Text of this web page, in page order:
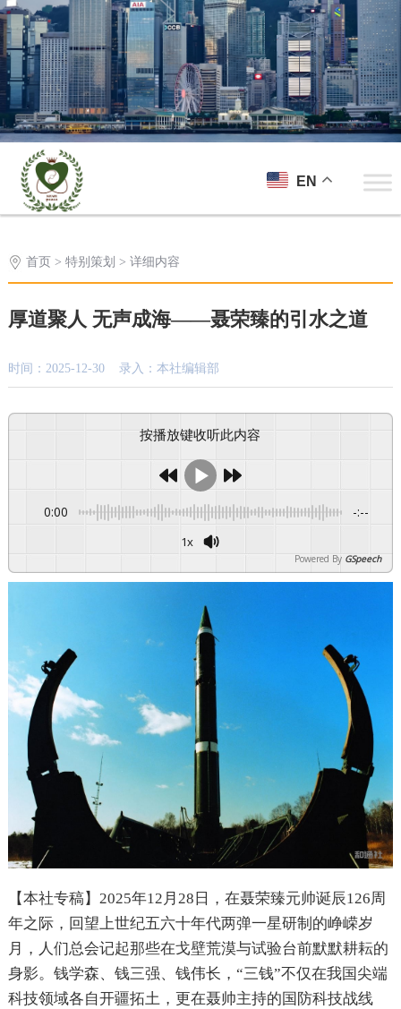
EN
首页 > 特别策划 > 详细内容
厚道聚人 无声成海——聂荣臻的引水之道
时间：2025-12-30 录入：本社编辑部
按播放键收听此内容
0:00 -:--
1x
Powered By GSpeech
【本社专稿】2025年12月28日，在聂荣臻元帅诞辰126周
年之际，回望上世纪五六十年代两弹一星研制的峥嵘岁
月，人们总会记起那些在戈壁荒漠与试验台前默默耕耘的
身影。钱学森、钱三强、钱伟长，“三钱”不仅在我国尖端
科技领域各自开疆拓土，更在聂帅主持的国防科技战线